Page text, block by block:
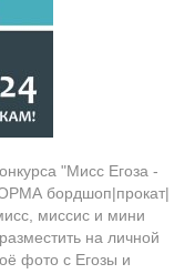
"Мисс Егоза -
бордшоп|прокат|
миссис и мини
на личной
фото с Егозы и